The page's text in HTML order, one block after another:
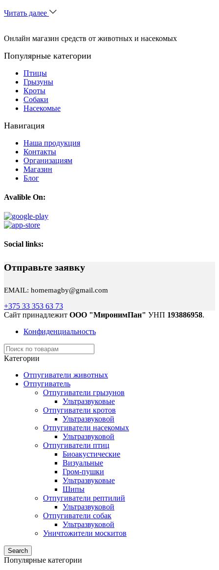
Читать далее
Онлайн магазин средств от животных и насекомых
Популярные категории
Птицы
Грызуны
Кроты
Собаки
Насекомые
Навигация
Наша продукция
Контакты
Организациям
Магазин
Блог
Avalible On:
Social links:
Отправьте заявку
EMAIL: homemagby@gmail.com
+375 33 353 63 73
Сайт принадлежит ООО "МиронимПан" УНП 193886958.
Конфиденциальность
Категории
Отпугиватели животных
Отпугиватель
Отпугиватели грызунов
Ультразвуковые
Отпугиватели кротов
Ультразвуковой
Отпугиватели насекомых
Ультразвуковой
Отпугиватели птиц
Биоакустические
Визуальные
Гром-пушки
Ультразвуковые
Шипы
Отпугиватели рептилий
Ультразвуковой
Отпугиватели собак
Ультразвуковой
Уничтожители москитов
Search
Популярные категории